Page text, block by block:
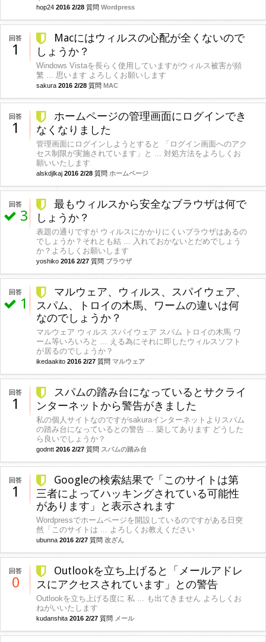
hop24 2016 2/28 質問 Wordpress
回答
1
Macにはウィルスの心配が全くないので
しょうか？
Windows Vistaを長らく使用していますがウィルス被害が頻
繁 ... 思います よろしくお願いします
sakura 2016 2/28 質問 MAC
回答
1
ホームページの管理画面にログインでき
なくなりました
管理画面にログインしようとすると 「ログイン画面へのアク
セス制限が実施されています」と ... 対処方法をよろしくお
願いいたします
alskdjlkaj 2016 2/28 質問 ホームページ
回答
3
最もウィルスから安全なブラウザは何で
しょうか？
表題の通りですが ウィルスにかかりにくいブラウザはあるの
でしょうか？それとも結 ... 入れておかないとだめでしょう
か？よろしくお願いします
yoshiko 2016 2/27 質問 ブラウザ
回答
1
マルウェア、ウィルス、スパイウェア、
スパム、トロイの木馬、ワームの違いは何
なのでしょうか？
マルウェア ウィルス スパイウェア スパム トロイの木馬 ワ
ーム等いろいろと ... える為にそれに即したウィルスソフト
が居るのでしょうか？
ikedaakito 2016 2/27 質問 マルウェア
回答
1
スパムの踏み台になっているとサクライ
ンターネットから警告がきました
私の個人サイトなのですがsakuraインターネットよりスパム
の踏み台になっているとの警告 ... 築してあります どうした
ら良いでしょうか？
godntt 2016 2/27 質問 スパムの踏み台
回答
1
Googleの検索結果で「このサイトは第
三者によってハッキングされている可能性
があります」と表示されます
Wordpressでホームページを開設しているのですがある日突
然「このサイトは ... よろしくお教えください
ubunna 2016 2/27 質問 改ざん
回答
0
Outlookを立ち上げると「メールアドレ
スにアクセスされています」との警告
Outlookを立ち上げる度に 私 ... も出てきません よろしくお
ねがいいたします
kudanshita 2016 2/27 質問 メール